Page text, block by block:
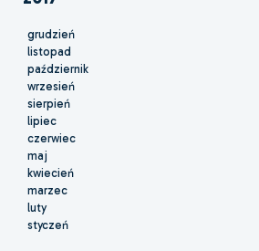
grudzień
listopad
październik
wrzesień
sierpień
lipiec
czerwiec
maj
kwiecień
marzec
luty
styczeń